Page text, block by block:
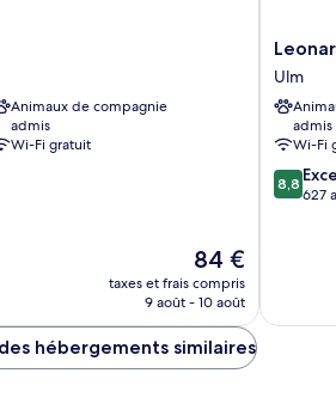
Animaux de compagnie
admis
Wi-Fi gratuit
Le
nouveau
prix
de
84 €
taxes et frais compris
9 août - 10 août
Royal
Hotel
Ulm
Ulm
Ulm
admis
Wi-Fi
8.8
sur
8,8
627
hébergements similaires